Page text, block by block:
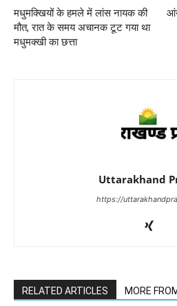
मधुमक्खियों के हमले में लांस नायक की
मौत, रात के समय अचानक टूट गया था
मधुमक्खी का छत्ता
Uttarakhand
https://
RELATED ARTICLES MORE